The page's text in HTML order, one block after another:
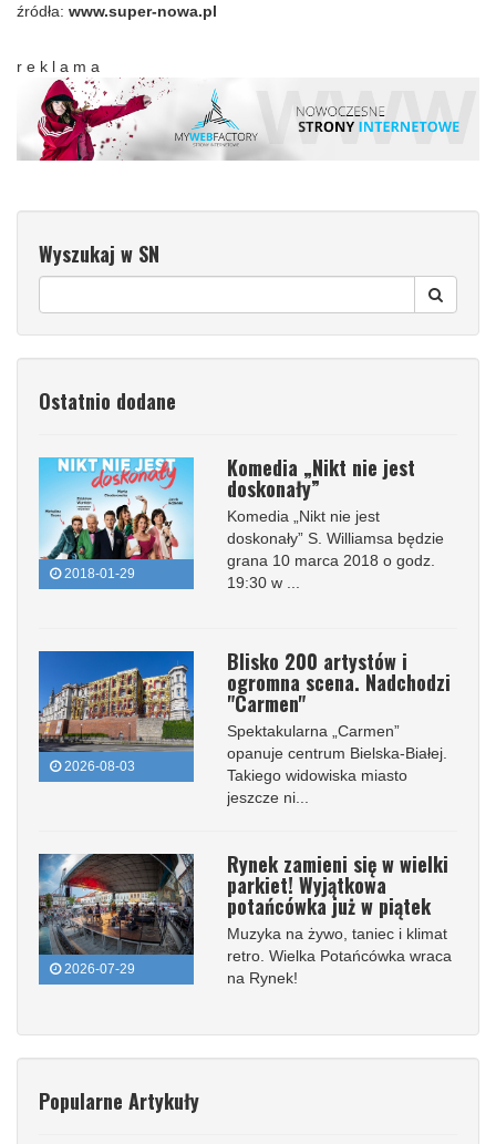
źródła: www.super-nowa.pl
r e k l a m a
Wyszukaj w SN
Ostatnio dodane
2018-01-29
Komedia „Nikt nie jest
doskonały”
Komedia „Nikt nie jest
doskonały” S. Williamsa będzie
grana 10 marca 2018 o godz.
19:30 w ...
2026-08-03
Blisko 200 artystów i
ogromna scena. Nadchodzi
"Carmen"
Spektakularna „Carmen”
opanuje centrum Bielska-Białej.
Takiego widowiska miasto
jeszcze ni...
2026-07-29
Rynek zamieni się w wielki
parkiet! Wyjątkowa
potańcówka już w piątek
Muzyka na żywo, taniec i klimat
retro. Wielka Potańcówka wraca
na Rynek!
Popularne Artykuły